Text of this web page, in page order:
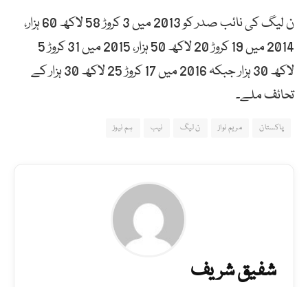
ن لیگ کی نائب صدر کو 2013 میں 3 کروڑ 58 لاکھ 60 ہزار،
2014 میں 19 کروڑ 20 لاکھ 50 ہزار، 2015 میں 31 کروڑ 5
لاکھ 30 ہزار جبکہ 2016 میں 17 کروڑ 25 لاکھ 30 ہزار کے
تحائف ملے۔
پاکستان مریم نواز ن لیگ نیب ہم نیوز
شفیق شریف